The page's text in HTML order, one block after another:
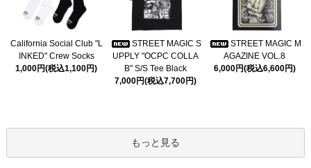
California Social Club "L
INKED" Crew Socks
1,000円(税込1,100円)
STREET MAGIC S
UPPLY "OCPC COLLA
B" S/S Tee Black
7,000円(税込7,700円)
STREET MAGIC M
AGAZINE VOL.8
6,000円(税込6,600円)
もっと見る